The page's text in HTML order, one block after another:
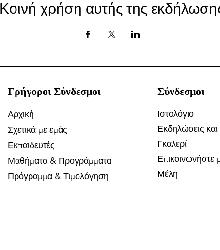
Κοινή χρήση αυτής της
Γρήγοροι Σύνδεσμοι
Αρχική
Σχετικά με εμάς
Εκπαιδευτές
Μαθήματα & Προγράμματα
Πρόγραμμα & Τιμολόγηση
Σύνδεσμοι
Ιστολόγιο
Εκδηλώσεις
Γκαλερί
Επικοινωνήστε
Μέλη